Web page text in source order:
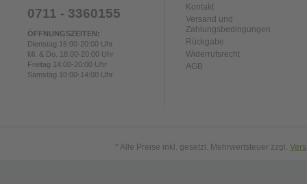
0711 - 3360155
ÖFFNUNGSZEITEN:
Dienstag 16:00-20:00 Uhr
Mi. & Do. 18:00-20:00 Uhr
Freitag 14:00-20:00 Uhr
Samstag 10:00-14:00 Uhr
Kontakt
Versand und
Zahlungsbedingungen
Rückgabe
Widerrufsrecht
AGB
* Alle Preise inkl. gesetzl. Mehrwertsteuer zzgl.